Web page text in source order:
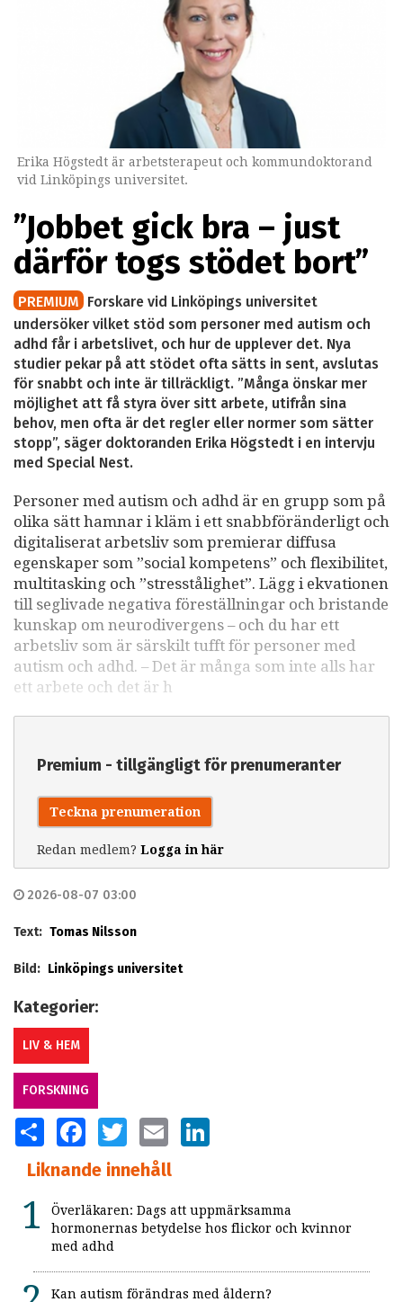
Erika Högstedt är arbetsterapeut och kommundoktorand
vid Linköpings universitet.
”Jobbet gick bra – just
därför togs stödet bort”
PREMIUM Forskare vid Linköpings universitet
undersöker vilket stöd som personer med autism och
adhd får i arbetslivet, och hur de upplever det. Nya
studier pekar på att stödet ofta sätts in sent, avslutas
för snabbt och inte är tillräckligt. ”Många önskar mer
möjlighet att få styra över sitt arbete, utifrån sina
behov, men ofta är det regler eller normer som sätter
stopp”, säger doktoranden Erika Högstedt i en intervju
med Special Nest.
Personer med autism och adhd är en grupp som på
olika sätt hamnar i kläm i ett snabbföränderligt och
digitaliserat arbetsliv som premierar diffusa
egenskaper som ”social kompetens” och flexibilitet,
multitasking och ”stresstålighet”. Lägg i ekvationen
till seglivade negativa föreställningar och bristande
kunskap om neurodivergens – och du har ett
arbetsliv som är särskilt tufft för personer med
autism och adhd. – Det är många som inte alls har
ett arbete och det är h
Premium - tillgängligt för prenumeranter
Teckna prenumeration
Redan medlem? Logga in här
2026-08-07 03:00
Text: Tomas Nilsson
Bild: Linköpings universitet
Kategorier:
LIV & HEM
FORSKNING
SHARE FACEBOOKTWITTER EMAIL
Liknande innehåll
Överläkaren: Dags att uppmärksamma
hormonernas betydelse hos flickor och kvinnor
med adhd
Kan autism förändras med åldern?